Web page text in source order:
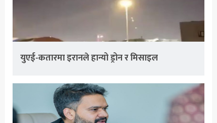
युएई-कतारमा इरानले हान्यो ड्रोन र मिसाइल